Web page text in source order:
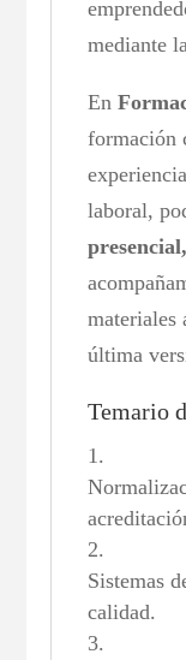
mediante
En
formación
laboral,
materiales
última
Temario
Sistemas
calidad.